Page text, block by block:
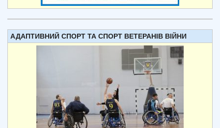
АДАПТИВНИЙ СПОРТ ТА СПОРТ ВЕТЕРАНІВ ВІЙНИ